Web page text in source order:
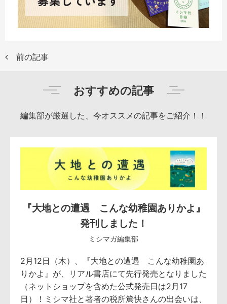
前の記事
おすすめの記事
編集部が厳選した、今オススメの記事をご紹介！！
『大地との遭遇 こんな幼稚園ありかよ』
発刊しました！
ミシマガ編集部
2月12日（木）、『大地との遭遇 こんな幼稚園あ
りかよ』が、リアル書店にて先行発売となりました
（ネットショップを含めた公式発売日は2月17
日）！ミシマ社と著者の税所篤快さんの出会いは、